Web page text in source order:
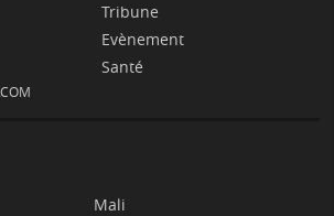
Tribune
Evènement
Santé
Mali